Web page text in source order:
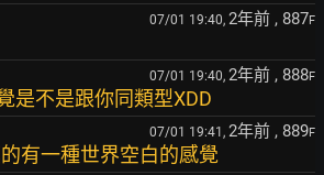
07/01 19:40, 2年前 , 887F
07/01 19:40, 2年前 , 888F
是不是跟你同類型XDD
07/01 19:41, 2年前 , 889F
有一種世界空白的感覺